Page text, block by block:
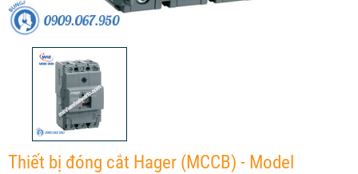
Thiết bị đóng cắt Hager (MCCB) - Model